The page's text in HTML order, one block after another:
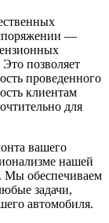
—
позволяет
проведенного
клиентам
для
вашего
нашей
Мы обеспечиваем
задачи,
автомобиля.